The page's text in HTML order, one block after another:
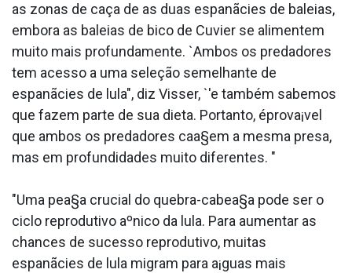
as zonas de caça de as duas espanãcies de baleias,
embora as baleias de bico de Cuvier se alimentem
muito mais profundamente. `Ambos os predadores
tem acesso a uma seleção semelhante de
espanãcies de lula", diz Visser, `'e também sabemos
que fazem parte de sua dieta. Portanto, éprova¡vel
que ambos os predadores caa§em a mesma presa,
mas em profundidades muito diferentes. "
"Uma pea§a crucial do quebra-cabea§a pode ser o
ciclo reprodutivo aºnico da lula. Para aumentar as
chances de sucesso reprodutivo, muitas
espanãcies de lula migram para a¡guas mais